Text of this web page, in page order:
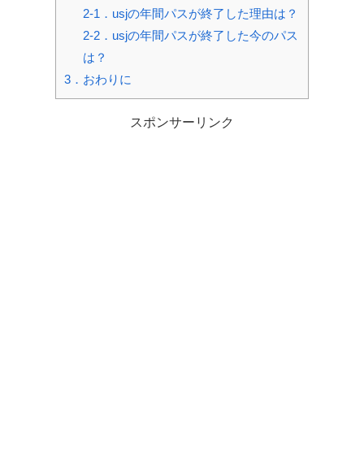
2-1．usjの年間パスが終了した理由は？
2-2．usjの年間パスが終了した今のパス
は？
3．おわりに
スポンサーリンク